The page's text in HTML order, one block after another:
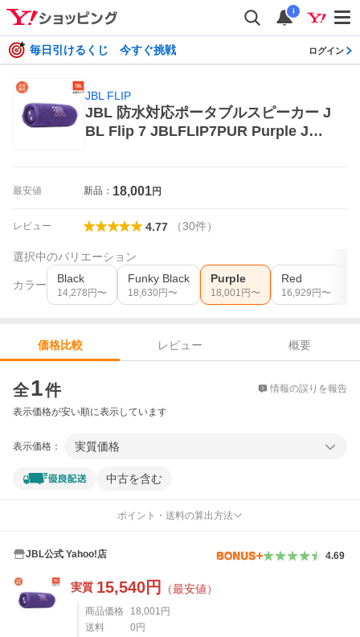
i
毎日引けるくじ 今すぐ挑戦 ログイン
JBL FLIP
JBL 防水対応ポータブルスピーカー J
BL Flip 7 JBLFLIP7PUR Purple JBL
最安値 新品： 18,001円
レビュー 4.77 （30件）
選択中のバリエーション
カラー Black
14,278 円〜
Funky Black
18,630 円〜
Purple
18,001 円〜
Red
16,929 円〜
価格比較 レビュー
概要
全1件 情報の誤りを報告
表示価格が安い順に表示しています
表示価格： 実質価格
中古を含む
ポイント・送料の算出方法
JBL公式 Yahoo!店 4.69
実質 15,540円 （最安値）
商品価格 18,001 円
送料
0 円